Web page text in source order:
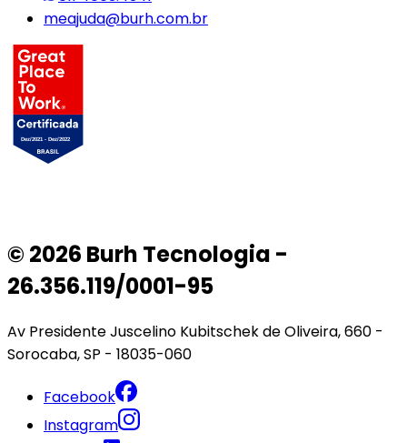
meajuda@burh.com.br
© 2026 Burh Tecnologia -
26.356.119/0001-95
Av Presidente Juscelino Kubitschek de Oliveira, 660 -
Sorocaba, SP - 18035-060
Facebook
Instagram